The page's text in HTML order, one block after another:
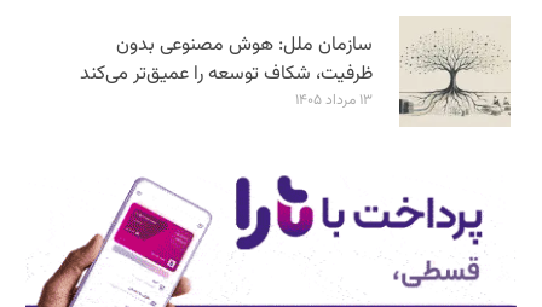
سازمان ملل: هوش مصنوعی بدون
ظرفیت، شکاف توسعه را عمیق‌تر می‌کند
۱۳ مرداد ۱۴۰۵